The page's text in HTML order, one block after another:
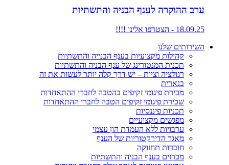
ערב ההוקרה לענף הבניה והתשתיות
18.09.25 - הצטרפו אלינו !!!!
השירותים שלנו
קהילות מקצועיות בענף הבנייה והתשתיות
תכנית המנטורינג של ענף הבניה והתשתיות
רגולציה וציות – יש דרך קלה יותר לעשות את זה
בנארית
מכירת פיגומי זקיפים בהטבה לחברי ההתאחדות
שכירת פיגומי זקיפים הטבה לחברי ההתאחדות
תכניות פיננסיות
מפגשים מקצועיים
ערבויות ללא העמדת הון עצמי
מאגר הדירקטוריות של הענף
חוברות תחזוקה
מכרזים בענף הבניה והתשתיות